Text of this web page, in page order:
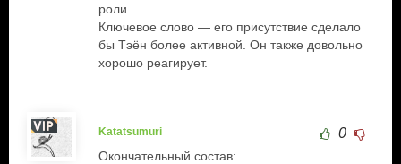
роли.
Ключевое слово — его присутствие сделало
бы Тэён более активной. Он также довольно
хорошо реагирует.
Katatsumuri 0
Окончательный состав: